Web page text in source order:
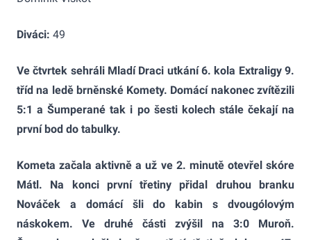
Diváci: 49
Ve čtvrtek sehráli Mladí Draci utkání 6. kola Extraligy 9.
tříd na ledě brněnské Komety. Domácí nakonec zvítězili
5:1 a Šumperané tak i po šesti kolech stále čekají na
první bod do tabulky.
Kometa začala aktivně a už ve 2. minutě otevřel skóre
Mátl. Na konci první třetiny přidal druhou branku
Nováček a domácí šli do kabin s dvougólovým
náskokem. Ve druhé části zvýšil na 3:0 Muroň.